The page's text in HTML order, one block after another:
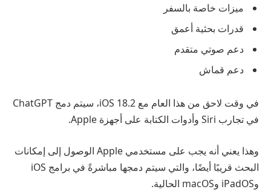
ميزات خاصة بالسفر
قدرات بحثية أعمق
دعم صوتي متقدم
دعم قماش
في وقت لاحق من هذا العام مع iOS 18.2، سيتم دمج ChatGPT
في تجارب Siri وأدوات الكتابة على أجهزة Apple.
وهذا يعني أنه يجب على مستخدمي Apple الوصول إلى إمكانات
البحث قريبًا أيضًا، والتي سيتم دمجها مباشرةً في برامج iOS
وiPadOS وmacOS الحالية.